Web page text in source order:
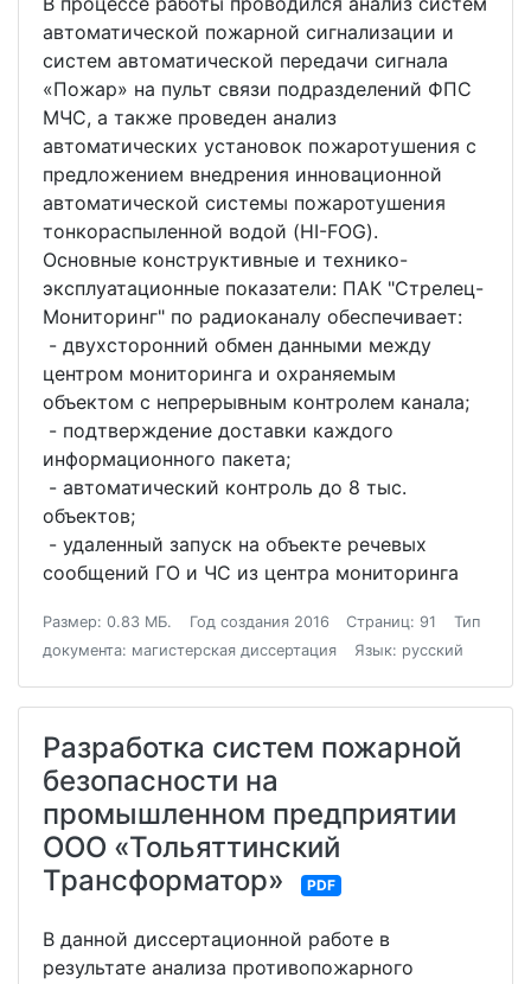
автоматической пожарной сигнализации и
систем автоматической передачи сигнала
«Пожар» на пульт связи подразделений ФПС
МЧС, а также проведен анализ
автоматических установок пожаротушения с
предложением внедрения инновационной
автоматической системы пожаротушения
тонкораспыленной водой (HI-FOG).
Основные конструктивные и технико-
эксплуатационные показатели: ПАК "Стрелец-
Мониторинг" по радиоканалу обеспечивает:
- двухсторонний обмен данными между
центром мониторинга и охраняемым
объектом с непрерывным контролем канала;
- подтверждение доставки каждого
информационного пакета;
- автоматический контроль до 8 тыс.
объектов;
- удаленный запуск на объекте речевых
сообщений ГО и ЧС из центра мониторинга
Размер: 0.83 МБ. Год создания 2016 Страниц: 91
Тип
документа: магистерская диссертация
Язык: русский
Разработка систем пожарной
безопасности на
промышленном предприятии
ООО «Тольяттинский
Трансформатор»
PDF
В данной диссертационной работе в
результате анализа противопожарного